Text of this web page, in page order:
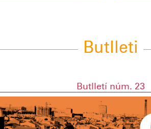
Butlleti
Butlletí núm. 23